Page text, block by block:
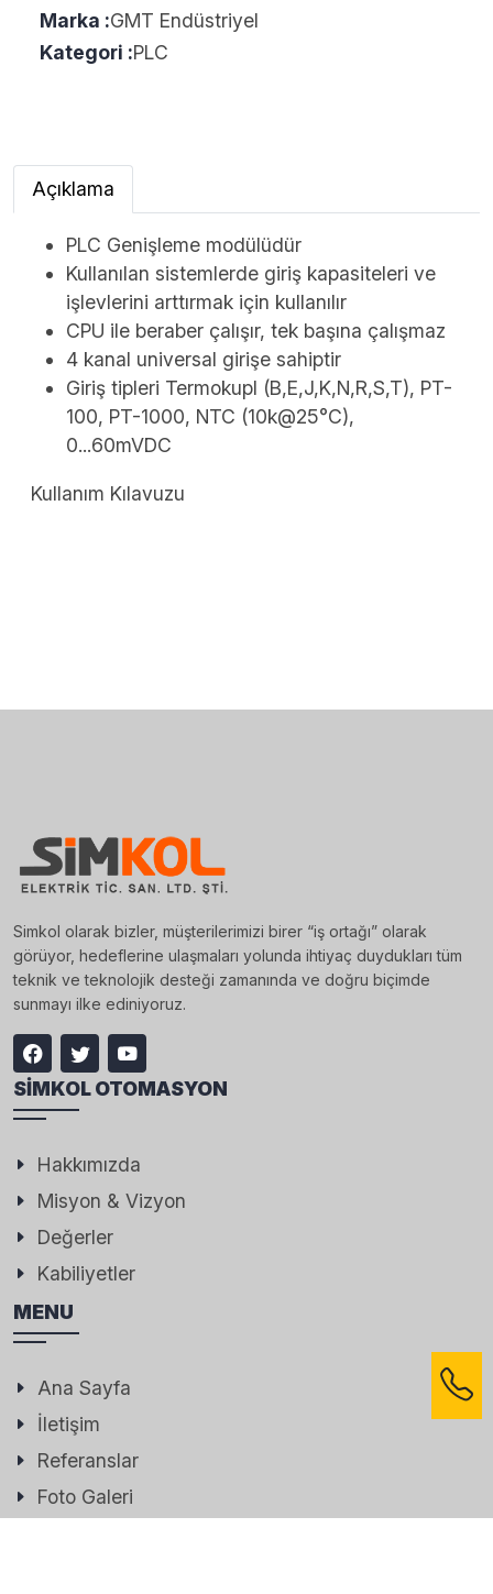
Marka :GMT Endüstriyel
Kategori :PLC
Açıklama
PLC Genişleme modülüdür
Kullanılan sistemlerde giriş kapasiteleri ve
işlevlerini arttırmak için kullanılır
CPU ile beraber çalışır, tek başına çalışmaz
4 kanal universal girişe sahiptir
Giriş tipleri Termokupl (B,E,J,K,N,R,S,T), PT-
100, PT-1000, NTC (10k@25°C),
0...60mVDC
Kullanım Kılavuzu
Simkol olarak bizler, müşterilerimizi birer “iş ortağı” olarak
görüyor, hedeflerine ulaşmaları yolunda ihtiyaç duydukları tüm
teknik ve teknolojik desteği zamanında ve doğru biçimde
sunmayı ilke ediniyoruz.
SIMKOL OTOMASYON
Hakkımızda
Misyon & Vizyon
Değerler
Kabiliyetler
MENU
Ana Sayfa
İletişim
Referanslar
Foto Galeri